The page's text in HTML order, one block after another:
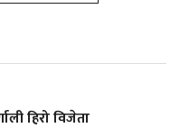
हिरो विजेता